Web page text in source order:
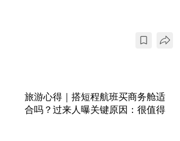
旅游心得｜搭短程航班买商务舱适
合吗？过来人曝关键原因：很值得